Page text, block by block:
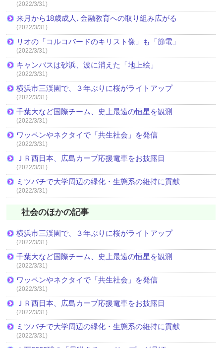
(2022/3/31)
来月から18歳成人､金融教育への取り組み広がる
(2022/3/31)
リオの「コルコバードのキリスト像」も「節電」
(2022/3/31)
キャンバスは砂浜、波に消えた「地上絵」
(2022/3/31)
横浜市三渓園で、３年ぶりに桜がライトアップ
(2022/3/31)
千葉大など国際チーム、史上最遠の恒星を観測
(2022/3/31)
ワッペンやネクタイで「共生社会」を発信
(2022/3/31)
ＪＲ西日本、広島カープ応援電車をお披露目
(2022/3/31)
ミツバチで大学周辺の緑化・生態系の維持に貢献
(2022/3/31)
社会のほかの記事
横浜市三渓園で、３年ぶりに桜がライトアップ
(2022/3/31)
千葉大など国際チーム、史上最遠の恒星を観測
(2022/3/31)
ワッペンやネクタイで「共生社会」を発信
(2022/3/31)
ＪＲ西日本、広島カープ応援電車をお披露目
(2022/3/31)
ミツバチで大学周辺の緑化・生態系の維持に貢献
(2022/3/31)